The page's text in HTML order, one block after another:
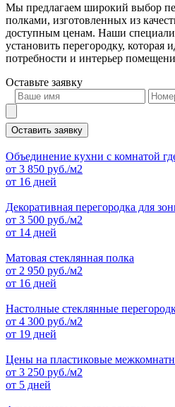
Мы предлагаем широкий выбор
полками, изготовленных из
доступным ценам. Наши
установить перегородку, которая
потребности и интерьер
Оставьте заявку
Оставить заявку
Объединение кухни с комнатой
от 3 850 руб./м2
от 16 дней
Декоративная перегородка для
от 3 500 руб./м2
от 14 дней
Матовая стеклянная полка
от 2 950 руб./м2
от 16 дней
Настолные стеклянные
от 4 300 руб./м2
от 19 дней
Цены на пластиковые
от 3 250 руб./м2
от 5 дней